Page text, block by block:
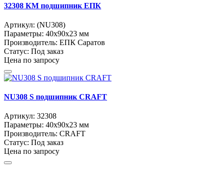
32308 КM подшипник ЕПК
Артикул: (NU308)
Параметры: 40x90x23 мм
Производитель: ЕПК Саратов
Статус: Под заказ
Цена по запросу
NU308 S подшипник CRAFT
Артикул: 32308
Параметры: 40x90x23 мм
Производитель: CRAFT
Статус: Под заказ
Цена по запросу